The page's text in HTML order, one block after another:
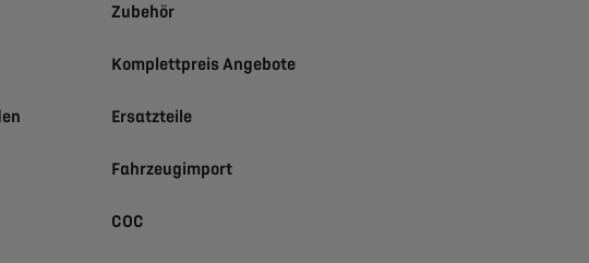
Zubehör
Komplettpreis Angebote
Ersatzteile
Fahrzeugimport
COC